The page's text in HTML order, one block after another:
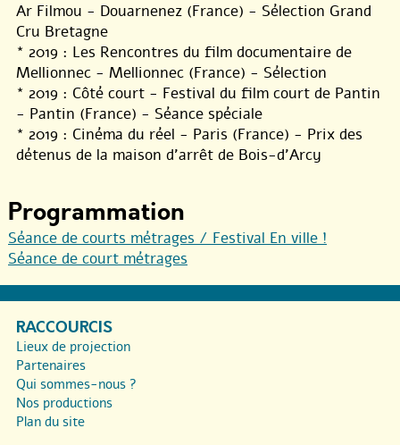
Ar Filmou - Douarnenez (France) - Sélection Grand
Cru Bretagne
* 2019 : Les Rencontres du film documentaire de
Mellionnec - Mellionnec (France) - Sélection
* 2019 : Côté court - Festival du film court de Pantin
- Pantin (France) - Séance spéciale
* 2019 : Cinéma du réel - Paris (France) - Prix des
détenus de la maison d’arrêt de Bois-d’Arcy
Programmation
Séance de courts métrages / Festival En ville !
Séance de court métrages
RACCOURCIS
Lieux de projection
Partenaires
Qui sommes-nous ?
Nos productions
Plan du site